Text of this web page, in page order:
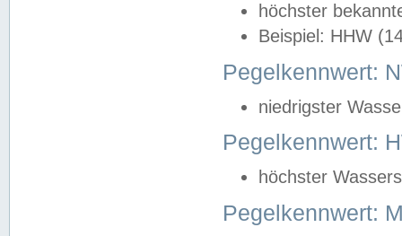
höchster
Beispiel: HHW
Pegelkennwert:
niedrigster
Pegelkennwert:
höchster
Pegelkennwert: